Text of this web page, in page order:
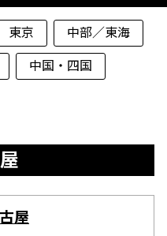
東京
中部／東海
中国・四国
屋